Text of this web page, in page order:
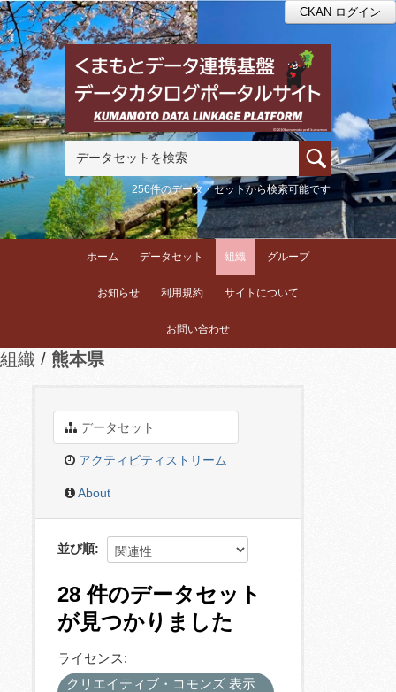
CKAN ログイン
256件のデータ・セットから検索可能です
ホーム データセット 組織 グループ
お知らせ 利用規約 サイトについて
お問い合わせ
組織 熊本県
データセット
アクティビティストリーム
About
並び順
28 件のデータセット
が見つかりました
ライセンス:
クリエイティブ・コモンズ 表示